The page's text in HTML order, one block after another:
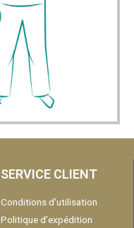
SERVICE CLIENT
Conditions d'utilisation
Politique d’expédition